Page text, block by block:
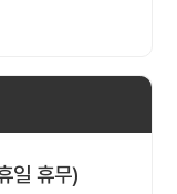
일 휴무)